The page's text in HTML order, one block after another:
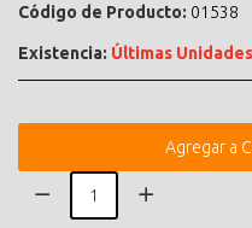
Código de Producto: 01538
Existencia: Últimas Unidades
Agregar a